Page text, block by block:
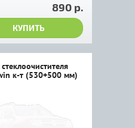
890 р.
КУПИТЬ
к-т (530+500 мм)